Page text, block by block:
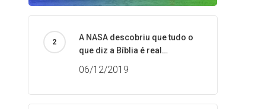
A NASA descobriu que tudo o
que diz a Bíblia é real…
06/12/2019